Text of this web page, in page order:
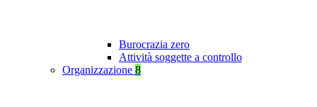
Burocrazia zero
Attività soggette a controllo
Organizzazione 8